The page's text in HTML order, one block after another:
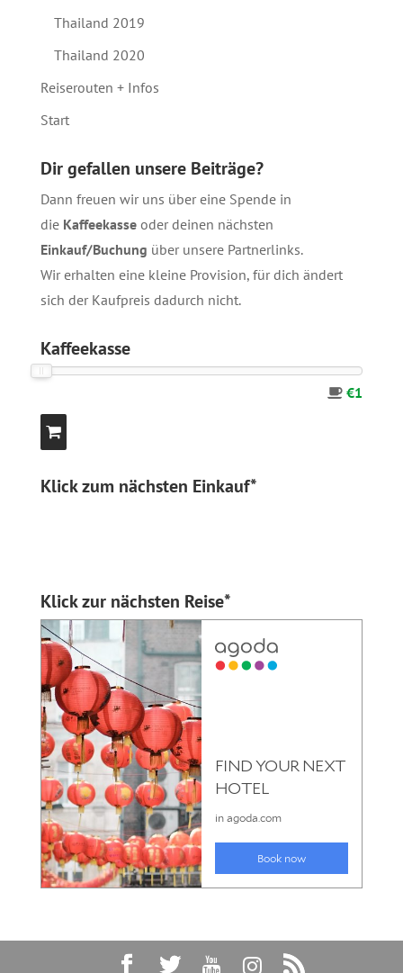
Thailand 2019
Thailand 2020
Reiserouten + Infos
Start
Dir gefallen unsere Beiträge?
Dann freuen wir uns über eine Spende in
die Kaffeekasseoder deinen nächsten
Einkauf/Buchung über unsere Partnerlinks.
Wir erhalten eine kleine Provision, für dich ändert
sich der Kaufpreis dadurch nicht.
Kaffeekasse
€1
Klick zum nächsten Einkauf*
Klick zur nächsten Reise*